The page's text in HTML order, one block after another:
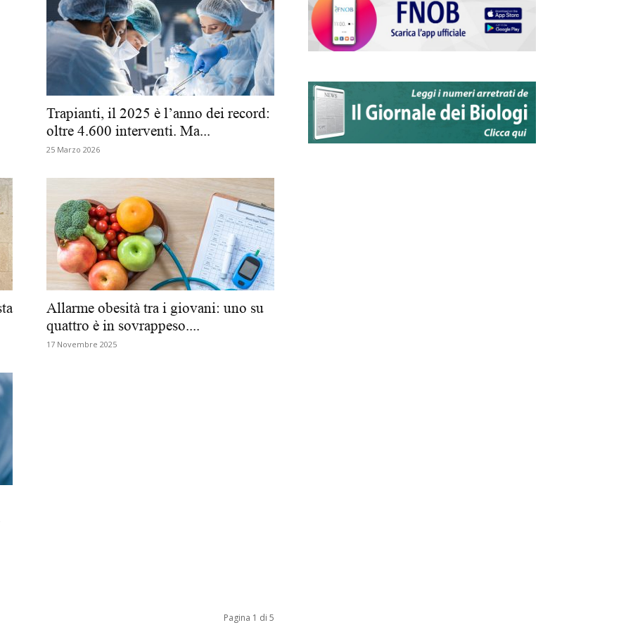
degli
dei
Trapianti, il 2025 è l’anno dei record:
oltre 4.600 interventi. Ma...
25 Marzo 2026
Allarme obesità tra i giovani: uno su
quattro è in sovrappeso....
17 Novembre 2025
Pagina 1 di 5